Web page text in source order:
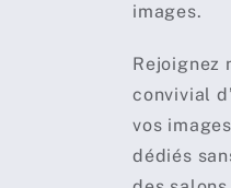
images.
Rejoignez
convivial
vos
dédiés